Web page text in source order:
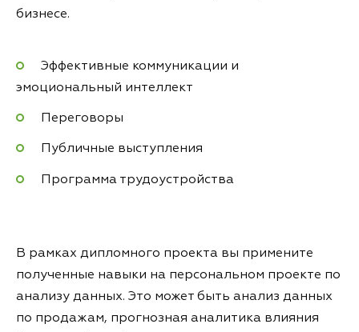
бизнесе.
Эффективные коммуникации и
эмоциональный интеллект
Переговоры
Публичные выступления
Программа трудоустройства
В рамках дипломного проекта вы примените
полученные навыки на персональном проекте по
анализу данных. Это может быть анализ данных
по продажам, прогнозная аналитика влияния